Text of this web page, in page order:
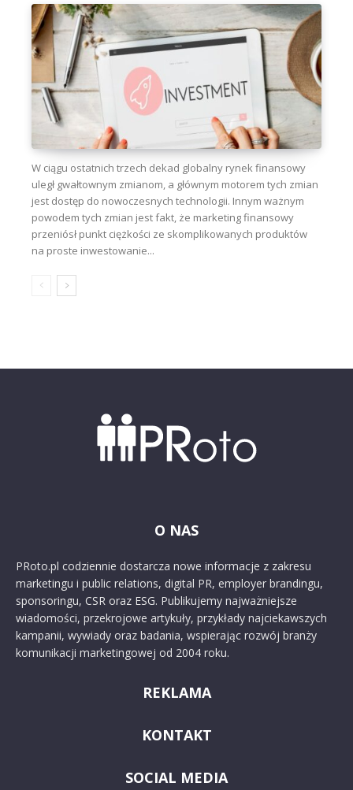
W ciągu ostatnich trzech dekad globalny rynek finansowy
uległ gwałtownym zmianom, a głównym motorem tych zmian
jest dostęp do nowoczesnych technologii. Innym ważnym
powodem tych zmian jest fakt, że marketing finansowy
przeniósł punkt ciężkości ze skomplikowanych produktów
na proste inwestowanie...
O NAS
PRoto.pl codziennie dostarcza nowe informacje z zakresu
marketingu i public relations, digital PR, employer brandingu,
sponsoringu, CSR oraz ESG. Publikujemy najważniejsze
wiadomości, przekrojowe artykuły, przykłady najciekawszych
kampanii, wywiady oraz badania, wspierając rozwój branży
komunikacji marketingowej od 2004 roku.
REKLAMA
KONTAKT
SOCIAL MEDIA